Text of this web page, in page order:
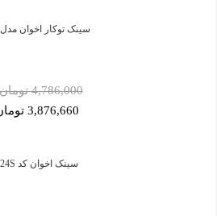
سینک توکار اخوان مدل 386
4,786,000 تومان
3,876,660 تومان
سینک اخوان کد 324S